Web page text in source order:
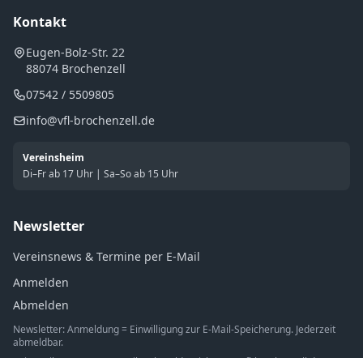
Kontakt
Eugen-Bolz-Str. 22
88074 Brochenzell
07542 / 5509805
info@vfl-brochenzell.de
Vereinsheim
Di–Fr ab 17 Uhr | Sa–So ab 15 Uhr
Newsletter
Vereinsnews & Termine per E-Mail
Anmelden
Abmelden
Newsletter: Anmeldung = Einwilligung zur E-Mail-Speicherung. Jederzeit
abmeldbar.